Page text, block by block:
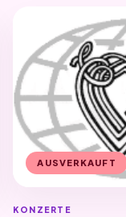
AUSVERKAUFT
KONZERTE